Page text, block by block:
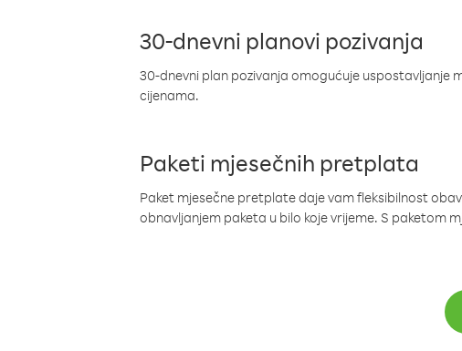
30-dnevni planovi pozivanja
30-dnevni plan pozivanja omogućuje uspostavljanje
cijenama.
Paketi mjesečnih pretplata
Paket mjesečne pretplate daje vam fleksibilnost
obnavljanjem paketa u bilo koje vrijeme. S paketom